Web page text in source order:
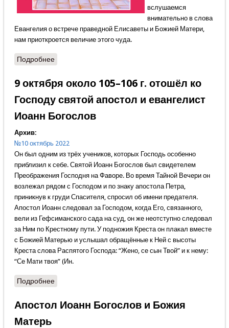
вслушаемся
внимательно в слова
Евангелия о встрече праведной Елисаветы и Божией Матери,
нам приоткроется величие этого чуда.
Подробнеео Тайна взыграния младенца во чреве праведной
9 октября около 105–106 г. отошёл ко
Господу святой апостол и евангелист
Иоанн Богослов
Архив:
№10 октябрь 2022
Он был одним из трёх учеников, которых Господь особенно
приблизил к себе. Святой Иоанн Богослов был свидетелем
Преображения Господня на Фаворе. Во время Тайной Вечери он
возлежал рядом с Господом и по знаку апостола Петра,
приникнув к груди Спасителя, спросил об имени предателя.
Апостол Иоанн следовал за Господом, когда Его, связанного,
вели из Гефсиманского сада на суд, он же неотступно следовал
за Ним по Крестному пути. У подножия Креста он плакал вместе
с Божией Матерью и услышал обращённые к Ней с высоты
Креста слова Распятого Господа: “Жено, се сын Твой” и к нему:
“Се Мати твоя” (Ин.
Подробнеео 9 октября около 105–106 г. отошёл ко Господу
Апостол Иоанн Богослов и Божия
Матерь